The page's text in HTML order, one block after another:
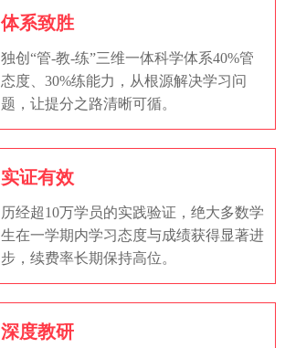
体系致胜
独创“管-教-练”三维一体科学体系40%管
态度、30%练能力，从根源解决学习问
题，让提分之路清晰可循。
实证有效
历经超10万学员的实践验证，绝大多数学
生在一学期内学习态度与成绩获得显著进
步，续费率长期保持高位。
深度教研